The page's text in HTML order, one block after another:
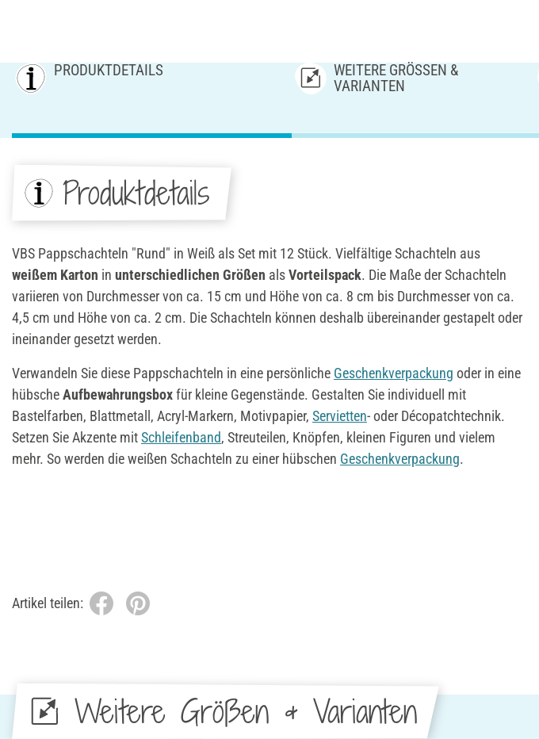
PRODUKTDETAILS
WEITERE GRÖSSEN & V
ARIANTEN
Produktdetails
VBS Pappschachteln "Rund" in Weiß als Set mit 12 Stück. Vielfältige Schachteln aus
weißem Karton in unterschiedlichen Größen alsVorteilspack. Die Maße der Schachteln
variieren von Durchmesser von ca. 15 cm und Höhe von ca. 8 cm bis Durchmesser von ca.
4,5 cm und Höhe von ca. 2 cm. Die Schachteln können deshalb übereinander gestapelt oder
ineinander gesetzt werden.
Verwandeln Sie diese Pappschachteln in eine persönliche Geschenkverpackung oder in eine
hübscheAufbewahrungsboxfür kleine Gegenstände. Gestalten Sie individuell mit
Bastelfarben, Blattmetall, Acryl-Markern, Motivpapier, Servietten- oder Décopatchtechnik.
Setzen Sie Akzente mitSchleifenband, Streuteilen, Knöpfen, kleinen Figuren und vielem
mehr. So werden die weißen Schachteln zu einer hübschen Geschenkverpackung.
Artikel teilen:
Weitere Größen & Varianten